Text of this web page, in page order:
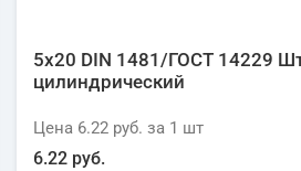
5х20 DIN 1481/ГОСТ 14229
цилиндрический
Цена 6.22 руб. за 1 шт
6.22 руб.